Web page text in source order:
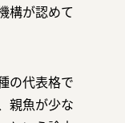
構が認めて
の代表格で
親魚が少な